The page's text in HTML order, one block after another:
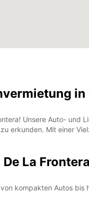
in
Unsere Auto-
erkunden. Mit einer
La
kompakten Autos bis